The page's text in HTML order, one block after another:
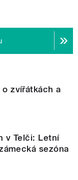
zvířátkách a
v Telči: Letní
sezóna